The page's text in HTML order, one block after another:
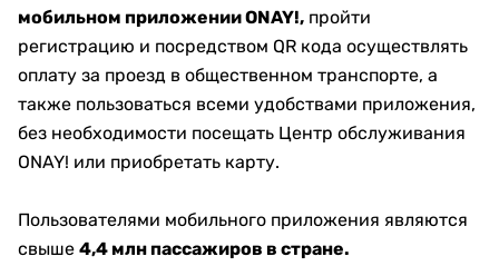
мобильном приложении ONAY!, пройти
регистрацию и посредством QR кода осуществлять
оплату за проезд в общественном транспорте, а
также пользоваться всеми удобствами приложения,
без необходимости посещать Центр обслуживания
ONAY! или приобретать карту.
Пользователями мобильного приложения являются
свыше 4,4 млн пассажиров в стране.